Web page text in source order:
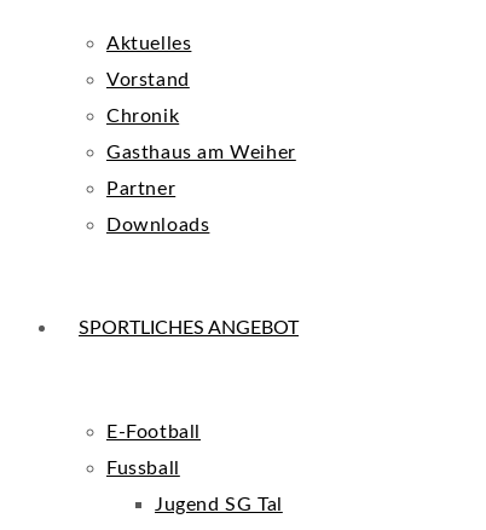
Aktuelles
Vorstand
Chronik
Gasthaus am Weiher
Partner
Downloads
SPORTLICHES ANGEBOT
E-Football
Fussball
Jugend SG Tal